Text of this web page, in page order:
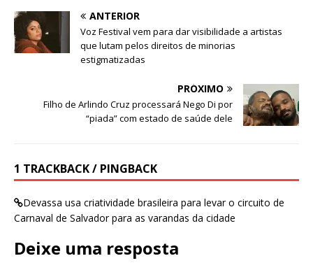
ANTERIOR
Voz Festival vem para dar visibilidade a artistas
que lutam pelos direitos de minorias
estigmatizadas
PRÓXIMO
Filho de Arlindo Cruz processará Nego Di por
“piada” com estado de saúde dele
1 TRACKBACK / PINGBACK
Devassa usa criatividade brasileira para levar o circuito de
Carnaval de Salvador para as varandas da cidade
Deixe uma resposta